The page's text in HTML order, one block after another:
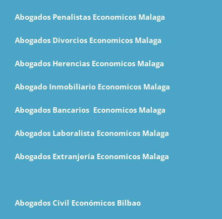
Abogados Penalistas Economicos Malaga
Abogados Divorcios Economicos Malaga
Abogados Herencias Economicos Malaga
Abogado Inmobiliario Economicos Malaga
Abogados Bancarios Economicos Malaga
Abogados Laboralista Economicos Malaga
Abogados Extranjería Economicos Malaga
Abogados Civil Económicos Bilbao